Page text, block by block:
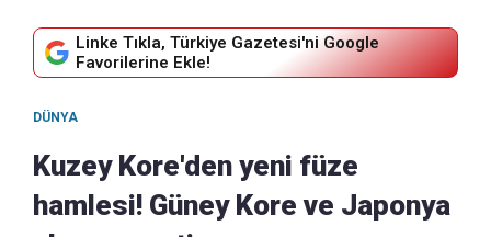
Linke Tıkla, Türkiye Gazetesi'ni Google
Favorilerine Ekle!
DÜNYA
Kuzey Kore'den yeni füze
hamlesi! Güney Kore ve Japonya